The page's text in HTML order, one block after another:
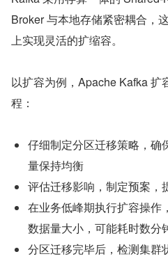
Broker 与本地存储紧密耦合，
上实现灵活的扩缩容。
以扩容为例，Apache Kafka 扩
程：
仔细制定分区迁移策略，确
量保持均衡
评估迁移影响，制定预案，
在业务低峰期执行扩容操作
数据量大小，可能耗时数分
分区迁移完毕后，检测集群